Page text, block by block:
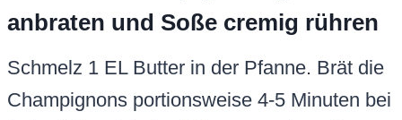
anbraten und Soße cremig rühren
Schmelz 1 EL Butter in der Pfanne. Brät die
Champignons portionsweise 4-5 Minuten bei